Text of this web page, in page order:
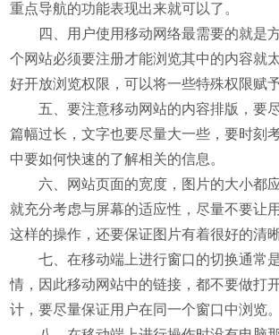
重点导航的功能表现出来就可以了。
四、用户使用移动网络最需要的就是
个网站必须要注册才能浏览其中的内容就
好开放浏览权限，可以将一些特殊权限赋
五、要注意移动网站的内容排版，要
篇幅过长，文字也要尽量大一些，要时刻
中要如何快速的了解相关的信息。
六、网站页面的宽度，图片的大小都
就充分考虑与屏幕的适应性，尽量不要让
这样的操作，还要保证图片有着很好的清晰
七、在移动端上进行窗口的切换通常
情，因此移动网站中的链接，都不要做打
计，要尽量保证用户在同一个窗口中浏览。